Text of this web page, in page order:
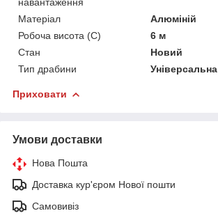
Матеріал
Алюміній
Робоча висота (С)
6 м
Стан
Новий
Тип драбини
Універсальна
Приховати
Умови доставки
Нова Пошта
Доставка кур'єром Нової пошти
Самовивіз